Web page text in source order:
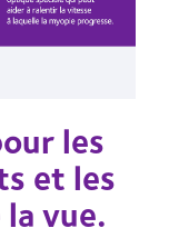
les
et les
vue.